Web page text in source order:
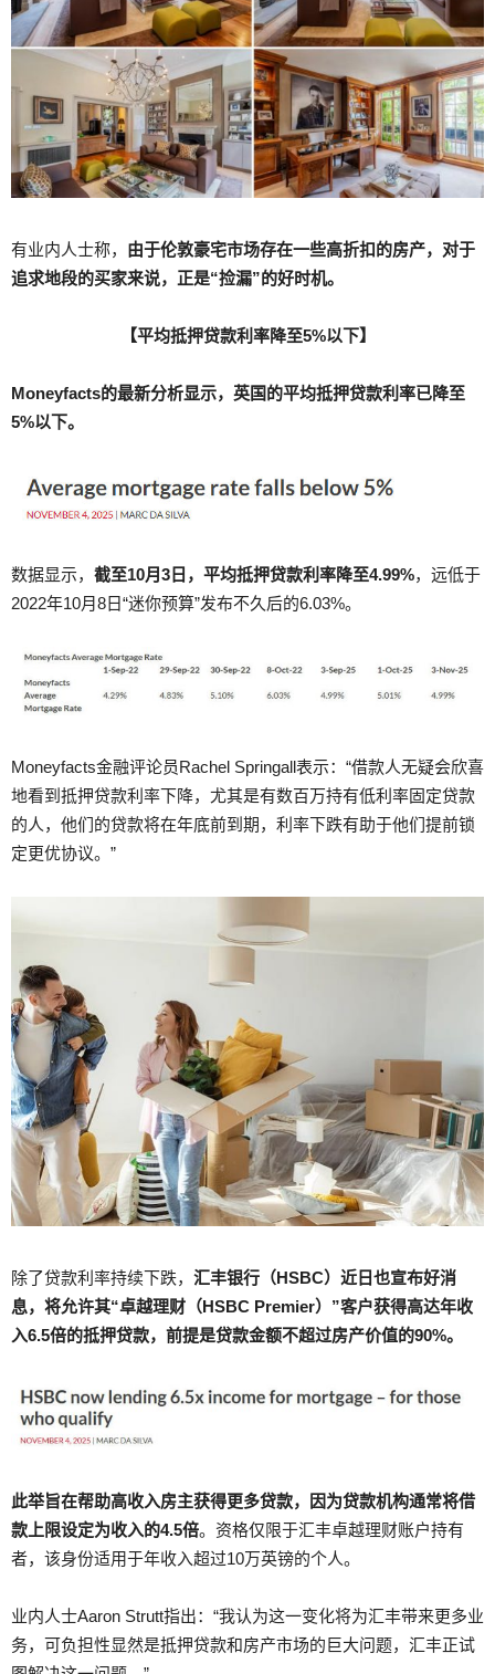
有业内人士称， 由于伦敦豪宅市场存在一些高折扣的房产，对于
追求地段的买家来说，正是“捡漏”的好时机。
【平均抵押贷款利率降至5%以下】
Moneyfacts的最新分析显示，英国的平均抵押贷款利率已降至
5%以下。
数据显示， 截至10月3日，平均抵押贷款利率降至4.99%，远低于
2022年10月8日“迷你预算”发布不久后的6.03%。
Moneyfacts金融评论员Rachel Springall表示：“借款人无疑会欣喜
地看到抵押贷款利率下降，尤其是有数百万持有低利率固定贷款
的人，他们的贷款将在年底前到期，利率下跌有助于他们提前锁
定更优协议。”
除了贷款利率持续下跌， 汇丰银行（HSBC）近日也宣布好消
息，将允许其“卓越理财（HSBC Premier）”客户获得高达年收
入6.5倍的抵押贷款，前提是贷款金额不超过房产价值的90%。
此举旨在帮助高收入房主获得更多贷款，因为贷款机构通常将借
款上限设定为收入的4.5倍。资格仅限于汇丰卓越理财账户持有
者，该身份适用于年收入超过10万英镑的个人。
业内人士Aaron Strutt指出：“我认为这一变化将为汇丰带来更多业
务，可负担性显然是抵押贷款和房产市场的巨大问题，汇丰正试